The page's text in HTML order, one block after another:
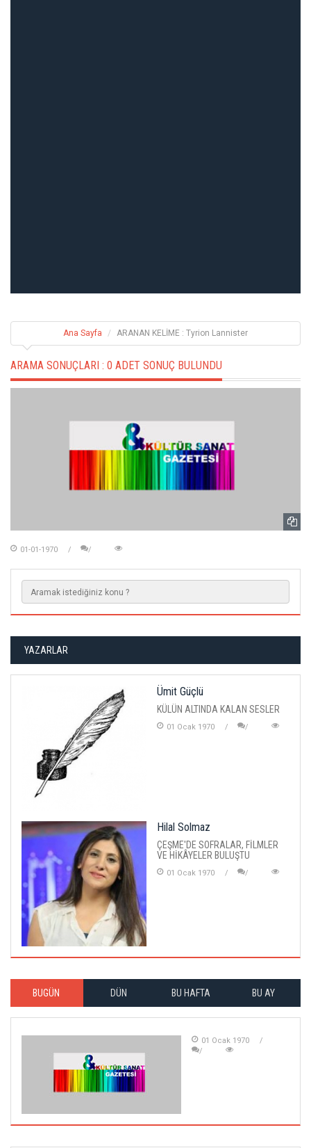
Ana Sayfa ARANAN KELİME : Tyrion Lannister
ARAMA SONUÇLARI : 0 ADET SONUÇ BULUNDU
01-01-1970
YAZARLAR
Ümit Güçlü
KÜLÜN ALTINDA KALAN SESLER
01 Ocak 1970
Hilal Solmaz
ÇEŞME'DE SOFRALAR, FİLMLER
VE HİKÂYELER BULUŞTU
01 Ocak 1970
BUGÜN DÜN BU HAFTA BU AY
01 Ocak 1970